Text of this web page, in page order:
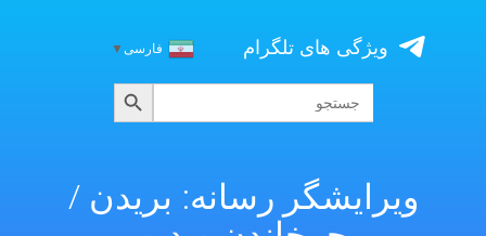
content
ویژگی های تلگرام فارسی▼
جستجو
برای:
جستجو
ویرایشگر رسانه: بریدن /